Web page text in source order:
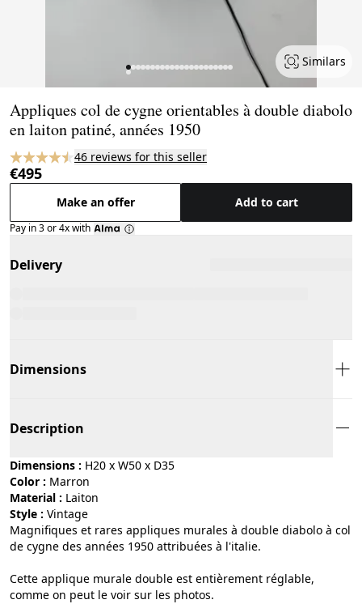
Similars
Appliques col de cygne orientables à double diabolo
en laiton patiné, années 1950
46 reviews for this seller
€495
Make an offer Add to cart
Pay in 3 or 4x with
Delivery
Dimensions
Description
Dimensions : H20 x W50 x D35
Color :
marron
Material :
laiton
Style :
vintage
Magnifiques et rares appliques murales à double diabolo à col
de cygne des années 1950 attribuées à l'italie.
Cette applique murale double est entièrement réglable,
comme on peut le voir sur les photos.